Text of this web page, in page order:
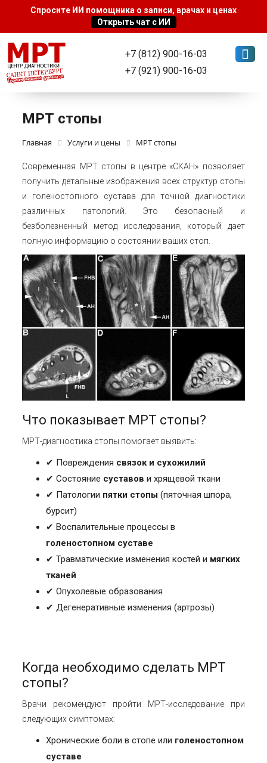
+7 (812) 900-16-03
+7 (921) 900-16-03
МРТ стопы
Главная Услуги и цены МРТ стопы
Современная МРТ стопы в центре «СКАН» позволяет
получить детальные изображения всех структур стопы
и голеностопного сустава для точной диагностики
различных патологий. Это безопасный и
безболезненный метод исследования, который дает
полную информацию о состоянии ваших стоп.
Что показывает МРТ стопы?
МРТ-диагностика стопы помогает выявить:
✔ Повреждения связок и сухожилий
✔ Состояние суставов и хрящевой ткани
✔ Патологии пятки стопы (пяточная шпора,
бурсит)
✔ Воспалительные процессы в
голеностопном суставе
✔ Травматические изменения костей и мягких
тканей
✔ Опухолевые образования
✔ Дегенеративные изменения (артрозы)
Когда необходимо сделать МРТ
стопы?
Врачи рекомендуют пройти МРТ-исследование при
следующих симптомах:
Хронические боли в стопе или голеностопном
суставе